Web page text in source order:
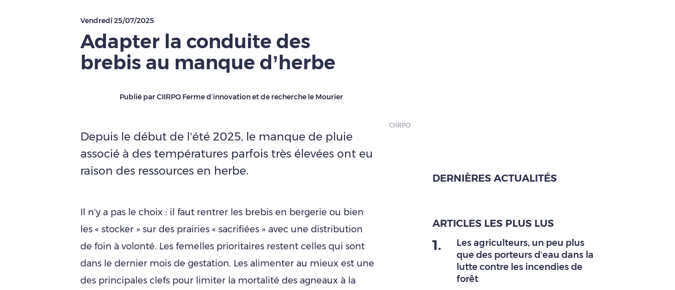
Vendredi 25/07/2025
Adapter la conduite des
brebis au manque d’herbe
Publié par CIIRPO Ferme d’innovation et de recherche le Mourier
Depuis le début de l’été 2025, le manque de pluie
associé à des températures parfois très élevées ont eu
raison des ressources en herbe.
Il n’y a pas le choix : il faut rentrer les brebis en bergerie ou bien
les « stocker » sur des prairies « sacrifiées » avec une distribution
de foin à volonté. Les femelles prioritaires restent celles qui sont
dans le dernier mois de gestation. Les alimenter au mieux est une
des principales clefs pour limiter la mortalité des agneaux à la
CIIRPO
DERNIÈRES ACTUALITÉS
ARTICLES LES PLUS LUS
1.
Les agriculteurs, un peu plus
que des porteurs d’eau dans la
lutte contre les incendies de
forêt